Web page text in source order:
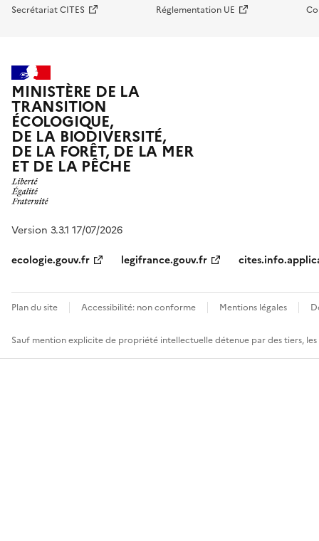
Secrétariat CITES Réglementation UE
MINISTÈRE DE LA
TRANSITION
ÉCOLOGIQUE,
DE LA BIODIVERSITÉ,
DE LA FORÊT, DE LA MER
ET DE LA PÊCHE
Version 3.3.1 17/07/2026
ecologie.gouv.fr
legifrance.gouv.fr
Plan du site Accessibilité: non conforme Mentions légales
Sauf mention explicite de propriété intellectuelle détenue par des tiers,